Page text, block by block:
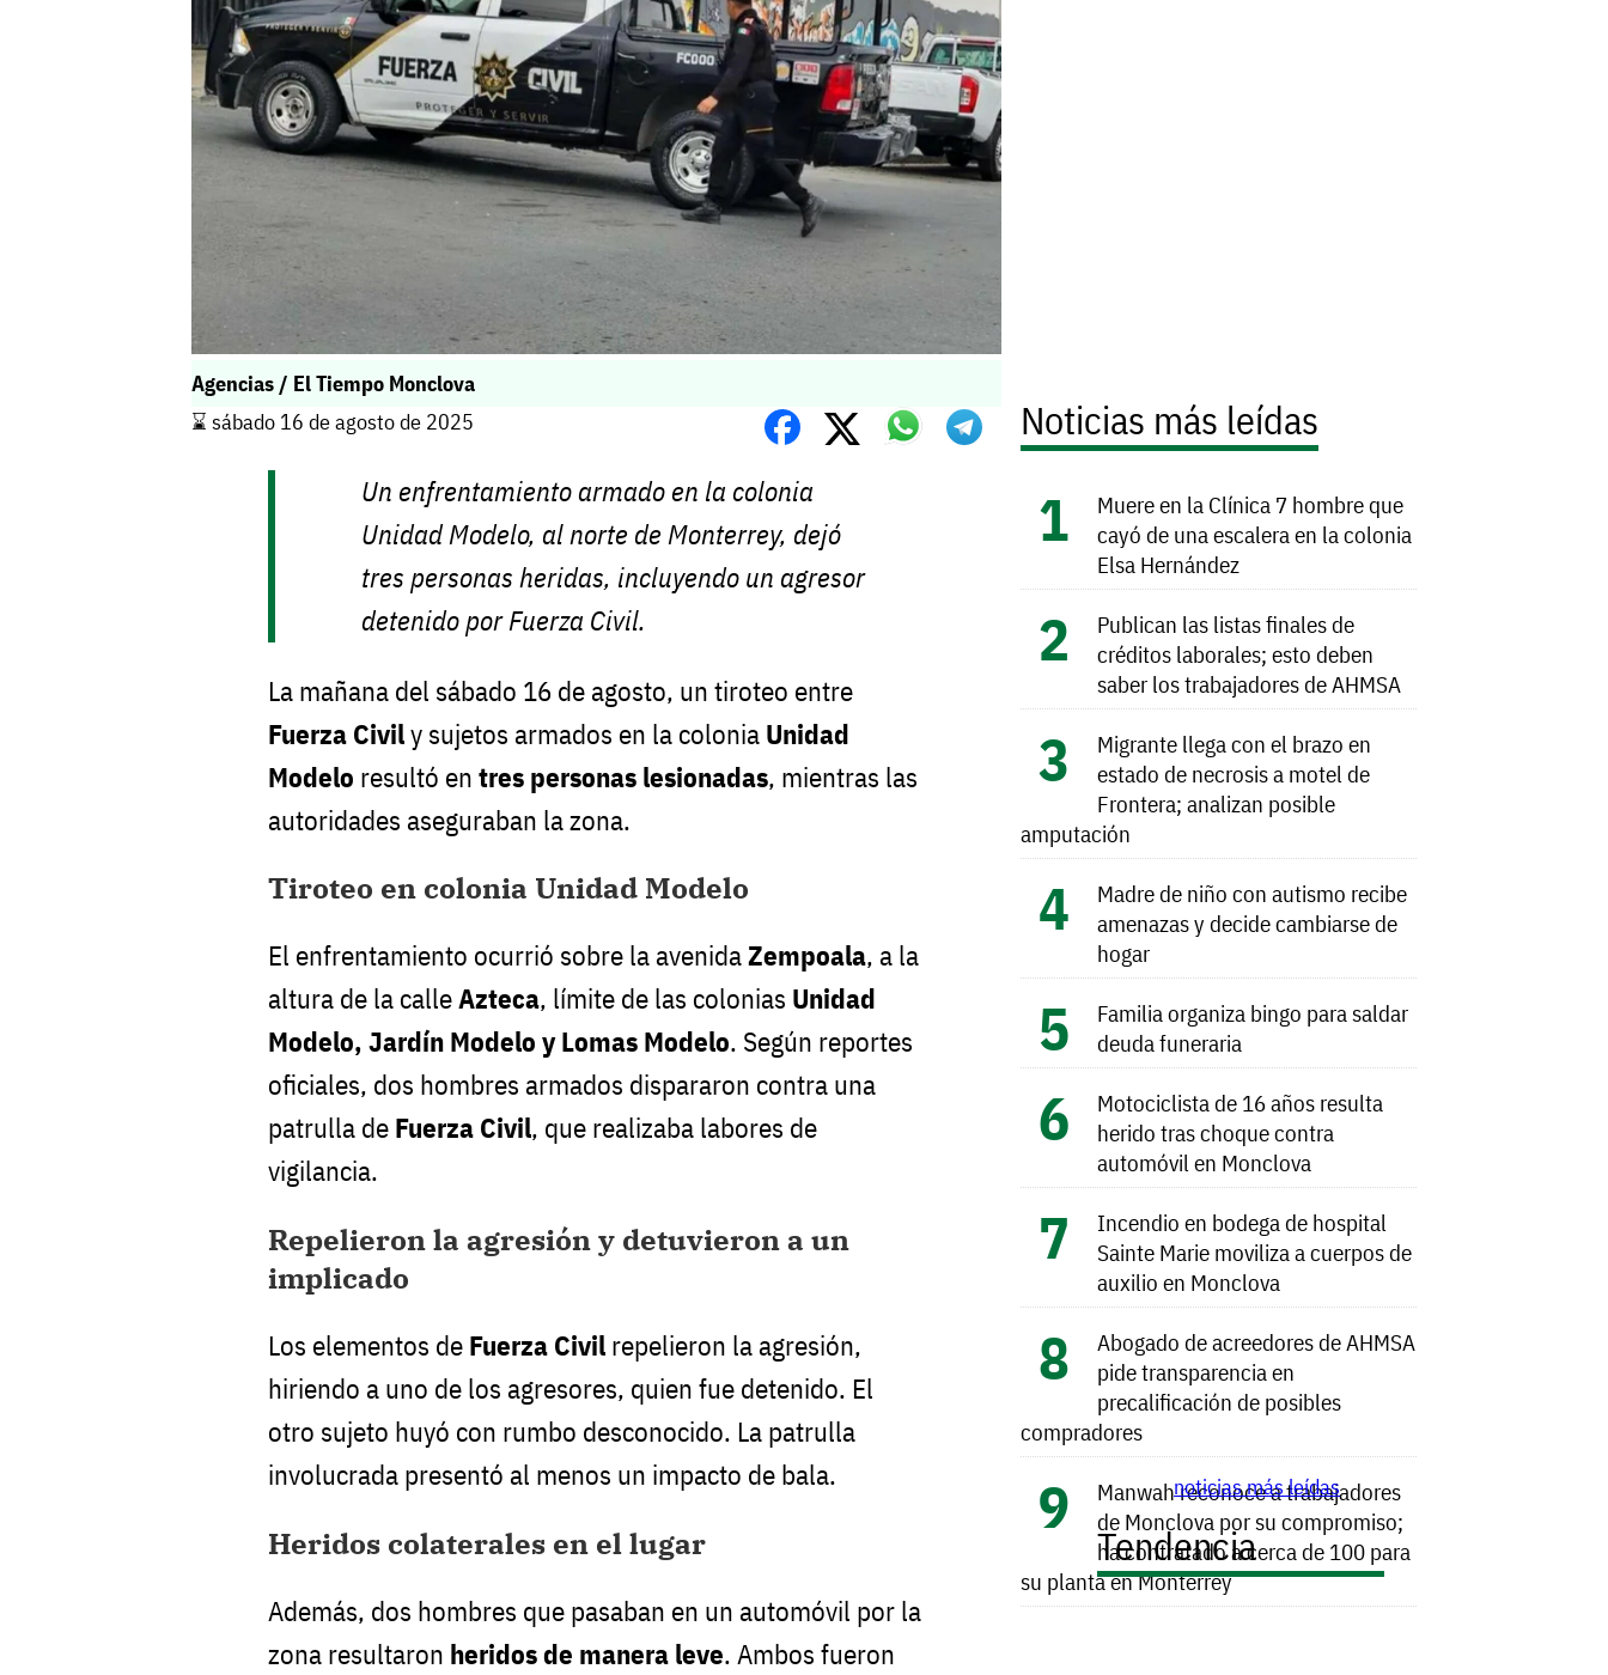
Agencias / El Tiempo Monclova
⌛️ sábado 16 de agosto de 2025
Un enfrentamiento armado en la colonia
Unidad Modelo, al norte de Monterrey, dejó
tres personas heridas, incluyendo un agresor
detenido por Fuerza Civil.
La mañana del sábado 16 de agosto, un tiroteo entre
Fuerza Civily sujetos armados en la colonia Unidad
Modelo resultó en tres personas lesionadas, mientras las
autoridades aseguraban la zona.
Tiroteo en colonia Unidad Modelo
El enfrentamiento ocurrió sobre la avenidaZempoala, a la
altura de la calleAzteca, límite de las colonias Unidad
Modelo, Jardín Modelo y Lomas Modelo. Según reportes
oficiales, dos hombres armados dispararon contra una
patrulla de Fuerza Civil, que realizaba labores de
vigilancia.
Repelieron la agresión y detuvieron a un
implicado
Los elementos de Fuerza Civil repelieron la agresión,
hiriendo a uno de los agresores, quien fue detenido. El
otro sujeto huyó con rumbo desconocido. La patrulla
involucrada presentó al menos un impacto de bala.
Heridos colaterales en el lugar
Además, dos hombres que pasaban en un automóvil por la
zona resultaron heridos de manera leve. Ambos fueron
Noticias más leídas
Muere en la Clínica 7 hombre que
cayó de una escalera en la colonia
Elsa Hernández
Publican las listas finales de
créditos laborales; esto deben
saber los trabajadores de AHMSA
Migrante llega con el brazo en
estado de necrosis a motel de
Frontera; analizan posible
amputación
Madre de niño con autismo recibe
amenazas y decide cambiarse de
hogar
Familia organiza bingo para saldar
deuda funeraria
Motociclista de 16 años resulta
herido tras choque contra
automóvil en Monclova
Incendio en bodega de hospital
Sainte Marie moviliza a cuerpos de
auxilio en Monclova
Abogado de acreedores de AHMSA
pide transparencia en
precalificación de posibles
compradores
Manwah reconoce a trabajadores
de Monclova por su compromiso;
ha contratado a cerca de 100 para
su planta en Monterrey
noticias más leídas
Tendencia